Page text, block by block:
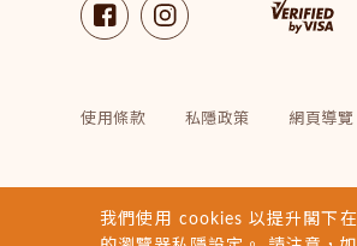
使用條款 私隱政策 網頁導覽
我們使用 cookies 以提升閣下